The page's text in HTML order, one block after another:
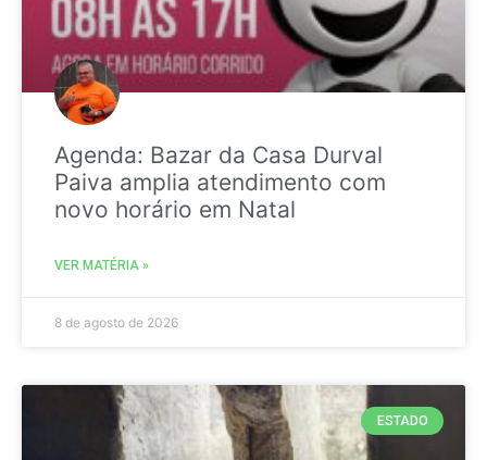
Agenda: Bazar da Casa Durval
Paiva amplia atendimento com
novo horário em Natal
VER MATÉRIA »
8 de agosto de 2026
ESTADO